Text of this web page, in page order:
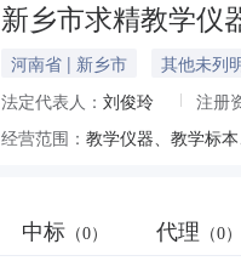
新乡市求精教学仪
河南省 | 新乡市 其他未列
法定代表人： 刘俊玲 注册
经营范围： 教学仪器、教学标
中标 （0） 代理 （0）